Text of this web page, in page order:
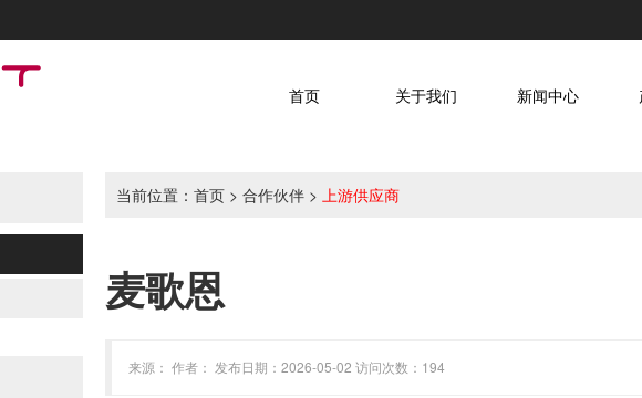
新闻中心
关于我们
首页
当前位置： 首页 > 合作伙伴 > 上游供应商
麦歌恩
来源： 作者： 发布日期：2026-05-02 访问次数：194